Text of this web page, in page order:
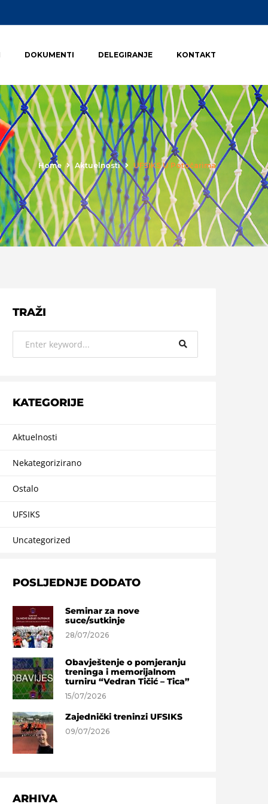
DOKUMENTI DELEGIRANJE KONTAKT
Home Aktuelnosti UFSIKS U Potočarima
TRAŽI
KATEGORIJE
Aktuelnosti
Nekategorizirano
Ostalo
UFSIKS
Uncategorized
POSLJEDNJE DODATO
Seminar za nove
suce/sutkinje
28/07/2026
Obavještenje o pomjeranju
treninga i memorijalnom
turniru “Vedran Tičić – Tica”
15/07/2026
Zajednički treninzi UFSIKS
09/07/2026
ARHIVA